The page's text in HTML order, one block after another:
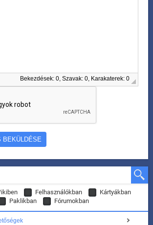
Bekezdések: 0, Szavak: 0, Karakaterek: 0
Felhasználókban
Kártyákban
Paklikban
Fórumokban